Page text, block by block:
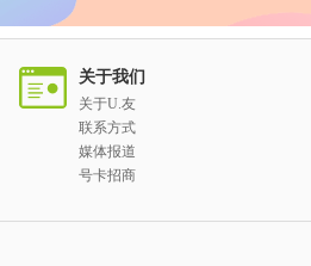
关于我们
关于U.友
联系方式
媒体报道
号卡招商